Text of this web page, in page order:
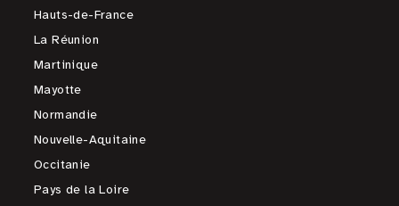
Hauts-de-France
La Réunion
Martinique
Mayotte
Normandie
Nouvelle-Aquitaine
Occitanie
Pays de la Loire